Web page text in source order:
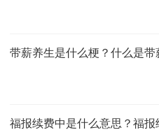
带薪养生是什么梗？什么是带
福报续费中是什么意思？福报